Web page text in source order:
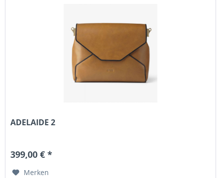
ADELAIDE 2
399,00 € *
Merken